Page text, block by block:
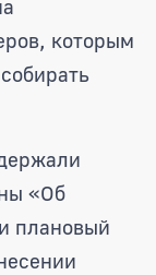
которым
«Об
плановый